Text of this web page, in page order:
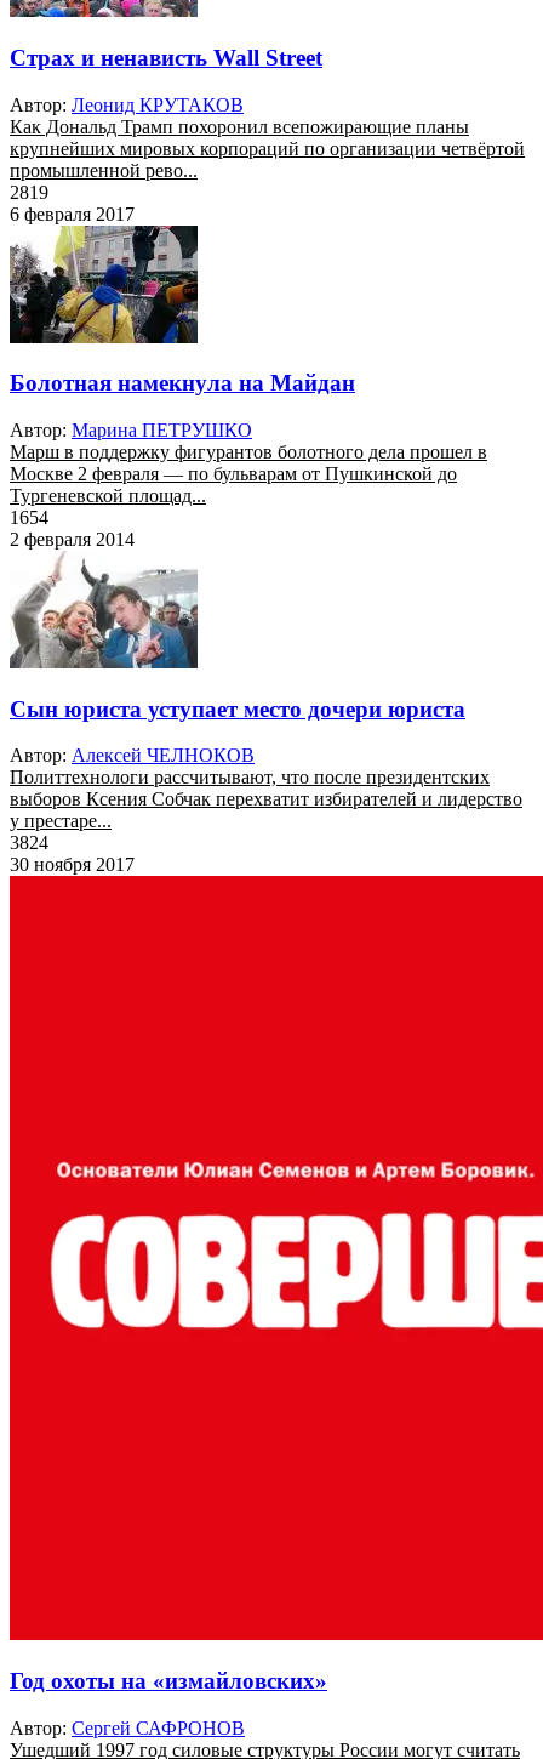
Страх и ненависть Wall Street
Автор: Леонид КРУТАКОВ
Как Дональд Трамп похоронил всепожирающие планы
крупнейших мировых корпораций по организации четвёртой
промышленной рево...
2819
6 февраля 2017
Болотная намекнула на Майдан
Автор: Марина ПЕТРУШКО
Марш в поддержку фигурантов болотного дела прошел в
Москве 2 февраля — по бульварам от Пушкинской до
Тургеневской площад...
1654
2 февраля 2014
Cын юриста уступает место дочери юриста
Автор: Алексей ЧЕЛНОКОВ
Политтехнологи рассчитывают, что после президентских
выборов Ксения Собчак перехватит избирателей и лидерство
у престаре...
3824
30 ноября 2017
Год охоты на «измайловских»
Автор: Сергей САФРОНОВ
Ушедший 1997 год силовые структуры России могут считать